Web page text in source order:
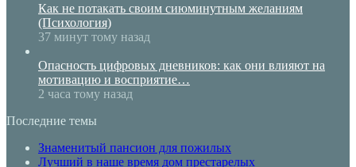
Как не потакать своим сиюминутным желаниям
(Психология)
37 минут тому назад
Опасность цифровых дневников: как они влияют на
мотивацию и восприятие…
2 часа тому назад
Последние темы
Знаменитый пансион для пожилых
Лучший в наше время дом престарелых